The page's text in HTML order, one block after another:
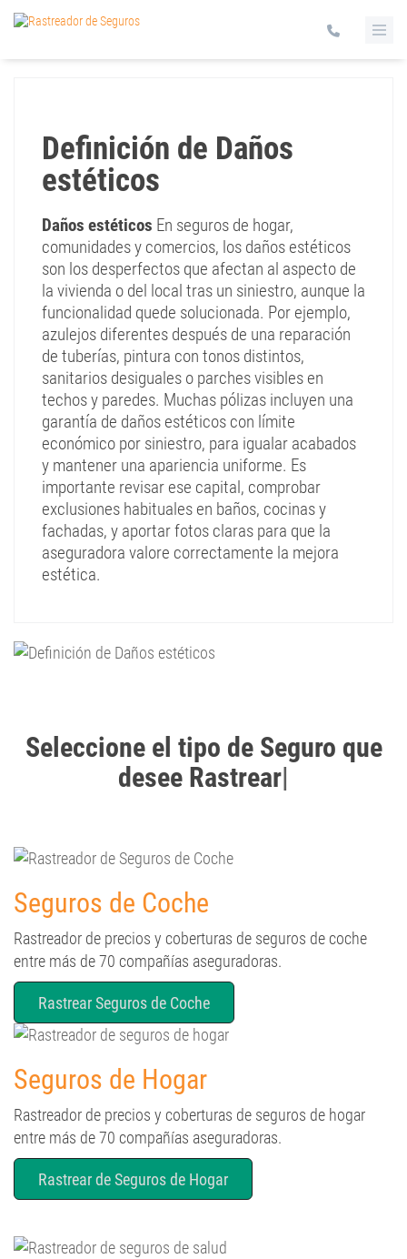
Definición de Daños
estéticos
Daños estéticos En seguros de hogar,
comunidades y comercios, los daños estéticos
son los desperfectos que afectan al aspecto de
la vivienda o del local tras un siniestro, aunque la
funcionalidad quede solucionada. Por ejemplo,
azulejos diferentes después de una reparación
de tuberías, pintura con tonos distintos,
sanitarios desiguales o parches visibles en
techos y paredes. Muchas pólizas incluyen una
garantía de daños estéticos con límite
económico por siniestro, para igualar acabados
y mantener una apariencia uniforme. Es
importante revisar ese capital, comprobar
exclusiones habituales en baños, cocinas y
fachadas, y aportar fotos claras para que la
aseguradora valore correctamente la mejora
estética.
Seleccione el tipo de Seguro que
desee Rastrear|
Seguros de Coche
Rastreador de precios y coberturas de seguros de coche
entre más de 70 compañías aseguradoras.
Rastrear Seguros de Coche
Seguros de Hogar
Rastreador de precios y coberturas de seguros de hogar
entre más de 70 compañías aseguradoras.
Rastrear de Seguros de Hogar